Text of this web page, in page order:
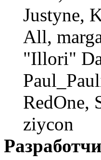
Justyne,
All,
"Illori"
RedOne,
ziycon